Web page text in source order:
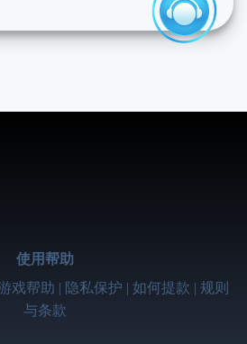
使用帮助
戏帮助 | 隐私保护 | 如何提款 | 规则
与条款